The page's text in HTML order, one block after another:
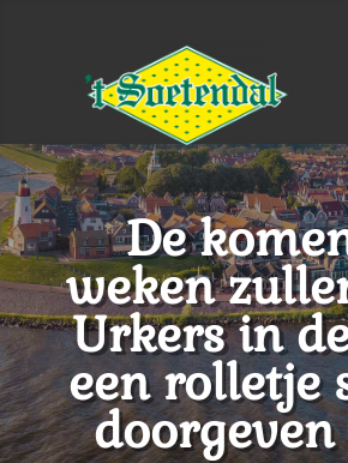
De
weken
Urkers in
een rolletje